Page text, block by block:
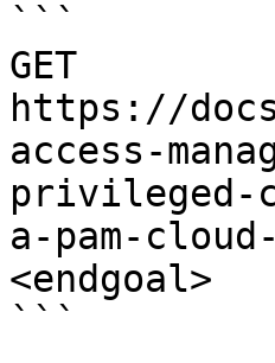
```
GET
https://
access-
privileged-
a-pam-
<endgoal>
```